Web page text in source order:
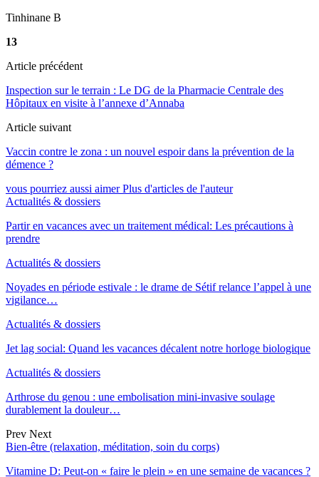
Tinhinane B
13
Article précédent
Inspection sur le terrain : Le DG de la Pharmacie Centrale des
Hôpitaux en visite à l’annexe d’Annaba
Article suivant
Vaccin contre le zona : un nouvel espoir dans la prévention de la
démence ?
vous pourriez aussi aimer Plus d'articles de l'auteur
Actualités & dossiers
Partir en vacances avec un traitement médical: Les précautions à
prendre
Actualités & dossiers
Noyades en période estivale : le drame de Sétif relance l’appel à une
vigilance…
Actualités & dossiers
Jet lag social: Quand les vacances décalent notre horloge biologique
Actualités & dossiers
Arthrose du genou : une embolisation mini-invasive soulage
durablement la douleur…
Prev Next
Bien-être (relaxation, méditation, soin du corps)
Vitamine D: Peut-on « faire le plein » en une semaine de vacances ?